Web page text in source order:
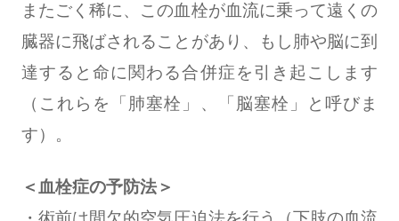
またごく稀に、この血栓が血流に乗って遠くの
臓器に飛ばされることがあり、もし肺や脳に到
達すると命に関わる合併症を引き起こします
（これらを「肺塞栓」、「脳塞栓」と呼びま
す）。
＜血栓症の予防法＞